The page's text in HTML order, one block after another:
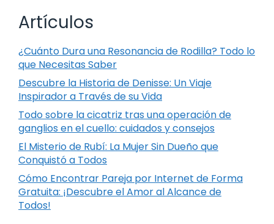
Artículos
¿Cuánto Dura una Resonancia de Rodilla? Todo lo
que Necesitas Saber
Descubre la Historia de Denisse: Un Viaje
Inspirador a Través de su Vida
Todo sobre la cicatriz tras una operación de
ganglios en el cuello: cuidados y consejos
El Misterio de Rubí: La Mujer Sin Dueño que
Conquistó a Todos
Cómo Encontrar Pareja por Internet de Forma
Gratuita: ¡Descubre el Amor al Alcance de
Todos!